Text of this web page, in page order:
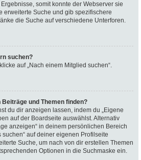
somit konnte der Webserver sie
erweiterte Suche und gib spezifischere
die Suche auf verschiedene Unterforen.
suchen?
auf „Nach einem Mitglied suchen“.
und Themen finden?
du dir anzeigen lassen, indem du „Eigene
auf der Boardseite auswählst. Alternativ
anzeigen“ in deinem persönlichen Bereich
suchen“ auf deiner eigenen Profilseite
Suche, um nach von dir erstellen Themen
Optionen in die Suchmaske ein.